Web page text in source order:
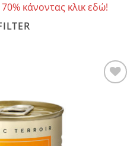
κάνοντας κλικ εδώ!